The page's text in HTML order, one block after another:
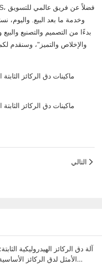
وخدمة ما بعد البيع. واليوم،
بدءًا من التصميم والتصنيع
والإخلاص والتميز"، وسنقدم
التالي
آلة دق الركائز الهيدروليكية
الأمثل لدق الركائز